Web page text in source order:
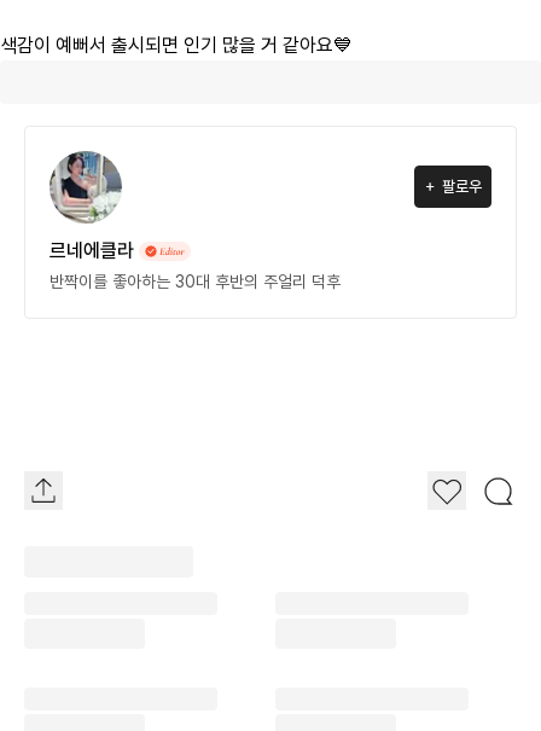
색감이 예뻐서 출시되면 인기 많을 거 같아요💙
팔로우
르네에클라
반짝이를 좋아하는 30대 후반의 주얼리 덕후